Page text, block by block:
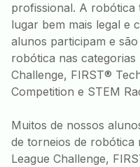
profissional. A robótica
lugar bem mais legal e
alunos participam e
robótica nas categorias
Challenge, FIRST®
Competition e STEM
Muitos de nossos
de torneios de robótica
League Challenge,